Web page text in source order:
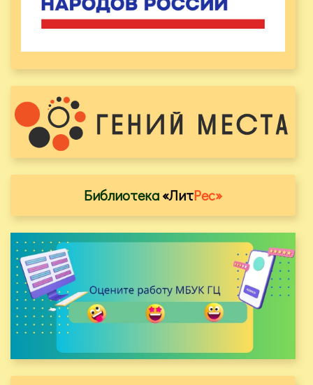
Библиотека«ЛитРес»